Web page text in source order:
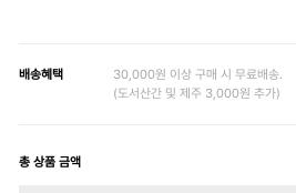
배송혜택
30,000원 이상 구매 시 무료배송.
(도서산간 및 제주 3,000원 추가)
총 상품 금액